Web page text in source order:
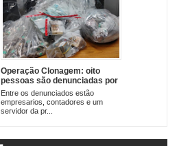
Operação Clonagem: oito
pessoas são denunciadas por
envolvimento em esquema de
fraude à licitação do
transporte coletivo urbano de
Entre os denunciados estão
empresarios, contadores e um
servidor da pr...